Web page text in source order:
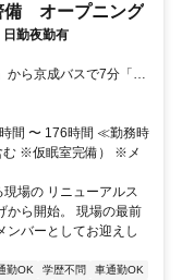
備 オープニング
勤夜勤有
ら京成バスで7分「グ
可(無料駐車場有)
間 〜 176時間 ≪勤務時
む ※仮眠室完備） ※メ
場の リニューアルス
から開始。 現場の最前
ンバーとしてお迎えし
勤OK 学歴不問
車通勤OK